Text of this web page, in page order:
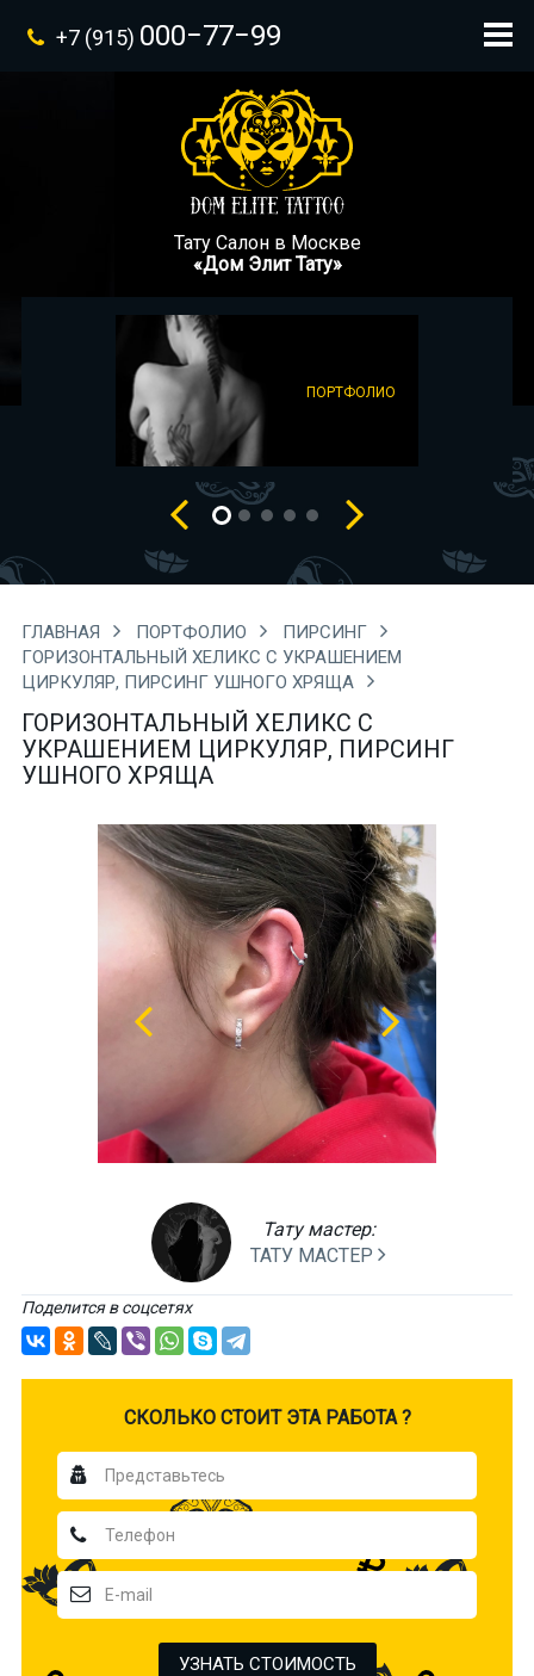
+7 (915) 000−77−99
Тату Салон в Москве
«Дом Элит Тату»
ПОРТФОЛИО
ГЛАВНАЯ ПОРТФОЛИО
ПИРСИНГ
ГОРИЗОНТАЛЬНЫЙ ХЕЛИКС С УКРАШЕНИЕМ
ЦИРКУЛЯР, ПИРСИНГ УШНОГО ХРЯЩА
ГОРИЗОНТАЛЬНЫЙ ХЕЛИКС С
УКРАШЕНИЕМ ЦИРКУЛЯР, ПИРСИНГ
УШНОГО ХРЯЩА
Тату мастер:
ТАТУ МАСТЕР
Поделится в соцсетях
CКОЛЬКО СТОИТ ЭТА РАБОТА ?
УЗНАТЬ СТОИМОСТЬ